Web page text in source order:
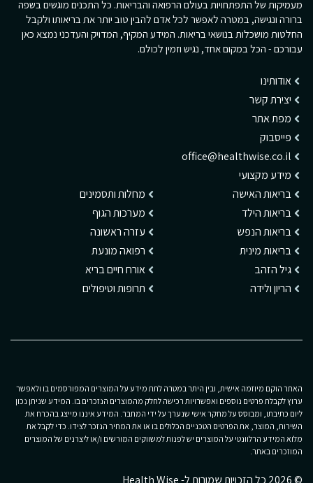
מעמיקות של התפתחויות בעולם הרפואה והבריאות. כל התכנים מוגשים בשפה
ברורה ונגישה, במטרה לאפשר לכל אדם להבין טוב יותר את בריאותו ולקבל
החלטות מושכלות בנושאי בריאות. המידע המקיף, המדויק והעדכני נמצא כאן
עבורכם - הכל במקום אחד, נגיש וזמין לכולם.
אודותינו
יצירת קשר
מפת אתר
פייסבוק
office@healthwise.co.il
מידע מקצועי
בריאות האישה
בריאות הילד
בריאות הנפש
בריאות מינית
גיל הזהב
הריון ולידה
מחלות ותסמינים
מערכות הגוף
עזרה ראשונה
רפואה מונעת
אורח חיים בריא
תרופות וטיפולים
האתר הוקם מיוזמה אישית, ובין היתר במטרה לתת מידע על המוצרים המפורסמים בו ולאפשר
ערוץ לקבלת פרטים נוספים ואפשרויות רכישה לחלק מהמוצרים הנזכרים בו. המידע שניתן נכון
ליום כתיבתו, ומבוסס על מחקר אישי שנערך על ידי המחבר. המידע איננו מייצג בהכרח את
השירות, המוצר, את הפרטים הטכניים הכלולים בו או את המחיר הנזכר לצידו. כדי לקבל את
מלוא המידע הרלוונטי על המוצרים יש לפנות למשווקים המורשים ו/או ליצרנים של המוצרים
המוזכרים באתר.
© 2026 כל הזכויות שמורות ל- Health Wise